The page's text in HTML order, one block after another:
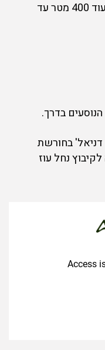
שער הקיבוץ פונים ימינה (צפונה) עוד 400 מטר עד
בדרך.
בחורשת
נחל עוז